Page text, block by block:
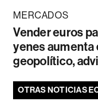
MERCADOS
Vender euros
yenes aumenta
geopolítico,
OTRAS NOTICIAS